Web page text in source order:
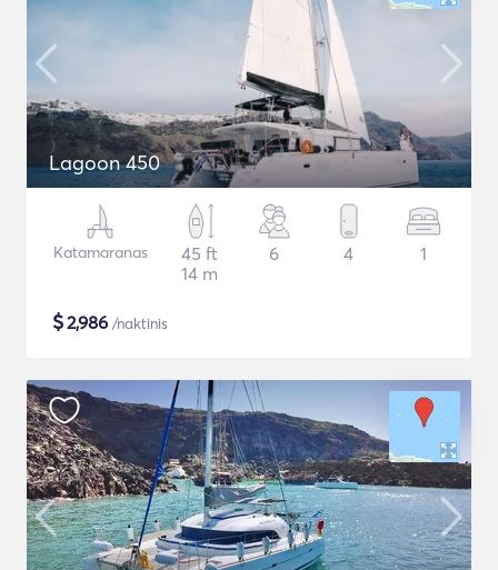
Lagoon 450
Katamaranas
45 ft
14 m
6 4 1
$2,986 /naktinis